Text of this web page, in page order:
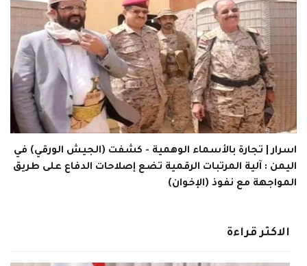
اسرار | تجارة بالأسماء الوهمية - كشفت (الجيش الورقي) في
اليمن : آلية المرتبات الرقمية تضع إصلاحات الدفاع على طريق
المواجهة مع نفوذ (الإخوان)
الاكثر قراءة